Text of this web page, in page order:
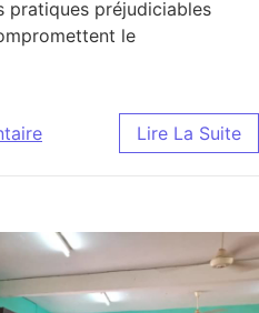
pratiques préjudiciables
le
Lire La Suite